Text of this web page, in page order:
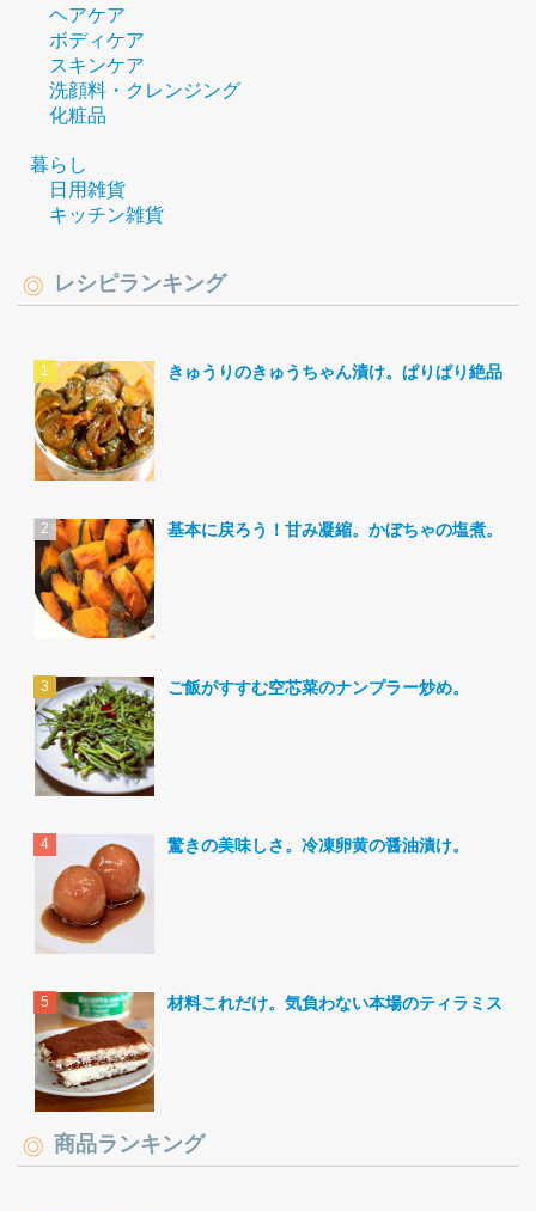
ヘアケア
ボディケア
スキンケア
洗顔料・クレンジング
化粧品
暮らし
日用雑貨
キッチン雑貨
レシピランキング
きゅうりのきゅうちゃん漬け。ぱりぱり絶品。
基本に戻ろう！甘み凝縮。かぼちゃの塩煮。
ご飯がすすむ空芯菜のナンプラー炒め。
驚きの美味しさ。冷凍卵黄の醤油漬け。
材料これだけ。気負わない本場のティラミス。
商品ランキング